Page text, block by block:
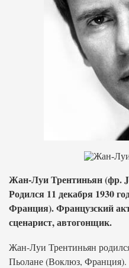
Жан-Луи Трентиньян (фр.
Родился 11 декабря 1930
Франция). Французский
сценарист, автогонщик.
Жан-Луи Трентиньян
Пьолане (Воклюз, Франция).